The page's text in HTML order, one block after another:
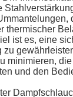
thermischer
ist es, eine
zu
minimieren,
und den